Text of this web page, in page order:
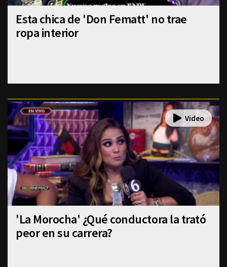
Esta chica de 'Don Fematt' no trae
ropa interior
'La Morocha' ¿Qué conductora la trató
peor en su carrera?